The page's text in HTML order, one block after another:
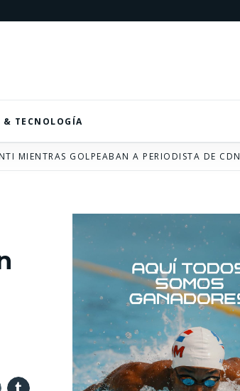
& TECNOLOGÍA
MIENTRAS GOLPEABAN A PERIODISTA DE CDN